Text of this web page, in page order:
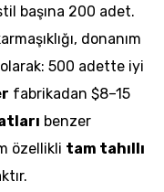
başına 200 adet.
donanım
500 adette iyi
fabrikadan $8–15
benzer
özellikli tam tahıllı